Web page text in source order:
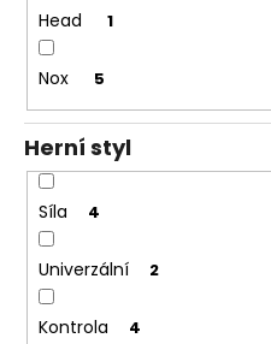
Head 1
Nox 5
Herní styl
Síla 4
Univerzální 2
Kontrola 4
o
u
č
u
j
m